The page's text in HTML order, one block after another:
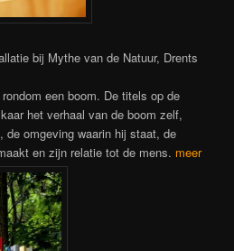
bij Mythe van de Natuur, Drents
een boom. De titels op de
het verhaal van de boom zelf,
de omgeving waarin hij staat, de
en zijn relatie tot de mens. meer